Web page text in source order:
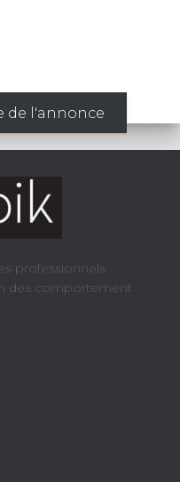
de l'annonce
professionnels
des comportement